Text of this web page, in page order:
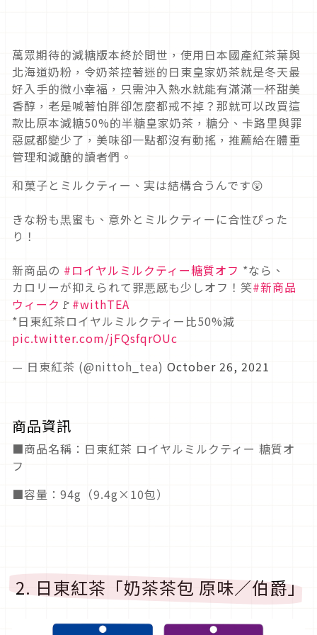
萬眾期待的減糖版本終於問世，使用日本國產紅茶葉與
北海道奶粉，令奶茶控著迷的日東皇家奶茶就是冬天最
好入手的微小幸福，只需沖入熱水就能有滿滿一杯甜美
香醇，老是喊著怕胖卻怎麼都戒不掉？那就可以改買這
款比原本減糖50%的半糖皇家奶茶，糖分、卡路里與罪
惡感都變少了，美味卻一點都沒有動搖，推薦給在體重
管理和減醣的讀者們。
和菓子とミルクティー、実は結構合うんです😲
きな粉も黒蜜も、意外とミルクティーに合性ぴった
り！
新商品の #ロイヤルミルクティー糖質オフ *なら、
カロリーが抑えられて罪悪感も少しオフ！笑#新商品
ウィーク 🚩 #withTEA
*日東紅茶ロイヤルミルクティー比50%減
pic.twitter.com/jFQsfqrOUc
— 日東紅茶 (@nittoh_tea) October 26, 2021
商品資訊
■商品名稱：日東紅茶 ロイヤルミルクティー 糖質オ
フ
■容量：94g（9.4g×10包）
2. 日東紅茶「奶茶茶包 原味／伯爵」